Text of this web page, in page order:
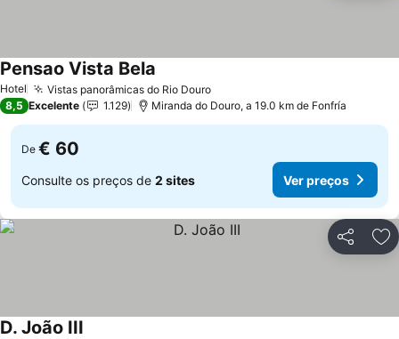
Hotel Vistas panorâmicas do Rio Douro
Pensao Vista Bela
8,5 Excelente 1.129 Miranda do Douro, a 19.0 km de Fonfría
De € 60
Consulte os preços de 2 sites Ver preços
Partilhar
D. João III